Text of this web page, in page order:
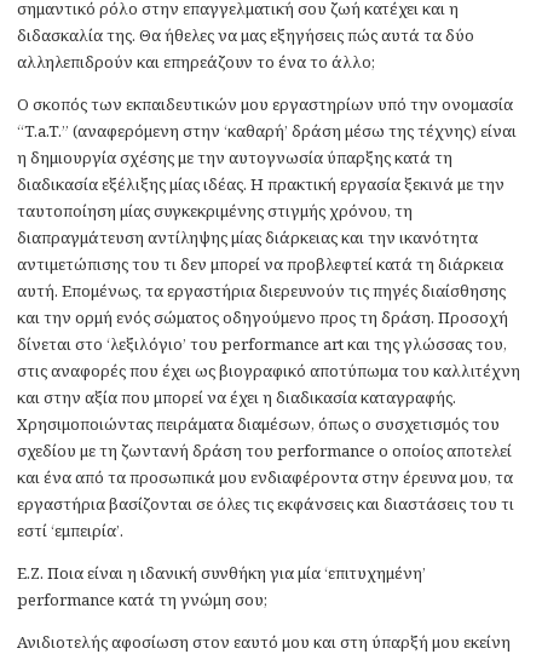
σημαντικό ρόλο στην επαγγελματική σου ζωή κατέχει και η
διδασκαλία της. Θα ήθελες να μας εξηγήσεις πώς αυτά τα δύο
αλληλεπιδρούν και επηρεάζουν το ένα το άλλο;
Ο σκοπός των εκπαιδευτικών μου εργαστηρίων υπό την ονομασία
“T.a.T.” (αναφερόμενη στην ‘καθαρή’ δράση μέσω της τέχνης) είναι
η δημιουργία σχέσης με την αυτογνωσία ύπαρξης κατά τη
διαδικασία εξέλιξης μίας ιδέας. Η πρακτική εργασία ξεκινά με την
ταυτοποίηση μίας συγκεκριμένης στιγμής χρόνου, τη
διαπραγμάτευση αντίληψης μίας διάρκειας και την ικανότητα
αντιμετώπισης του τι δεν μπορεί να προβλεφτεί κατά τη διάρκεια
αυτή. Επομένως, τα εργαστήρια διερευνούν τις πηγές διαίσθησης
και την ορμή ενός σώματος οδηγούμενο προς τη δράση. Προσοχή
δίνεται στο ‘λεξιλόγιο’ του performance art και της γλώσσας του,
στις αναφορές που έχει ως βιογραφικό αποτύπωμα του καλλιτέχνη
και στην αξία που μπορεί να έχει η διαδικασία καταγραφής.
Χρησιμοποιώντας πειράματα διαμέσων, όπως ο συσχετισμός του
σχεδίου με τη ζωντανή δράση του performance ο οποίος αποτελεί
και ένα από τα προσωπικά μου ενδιαφέροντα στην έρευνα μου, τα
εργαστήρια βασίζονται σε όλες τις εκφάνσεις και διαστάσεις του τι
εστί ‘εμπειρία’.
Ε.Ζ. Ποια είναι η ιδανική συνθήκη για μία ‘επιτυχημένη’
performance κατά τη γνώμη σου;
Ανιδιοτελής αφοσίωση στον εαυτό μου και στη ύπαρξή μου εκείνη